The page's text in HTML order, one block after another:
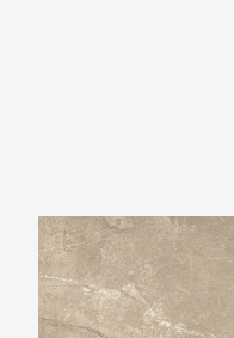
Beste Koop